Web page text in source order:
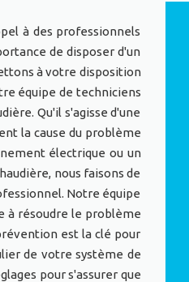
à des professionnels
de disposer d'un
à votre disposition
équipe de techniciens
Qu'il s'agisse d'une
la cause du problème
électrique ou un
nous faisons de
Notre équipe
à résoudre le problème
est la clé pour
de votre système de
pour s'assurer que